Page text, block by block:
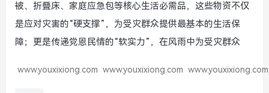
被、折叠床、家庭应急包等核心生活必需品，这些物资不仅
是应对灾害的“硬支撑”，为受灾群众提供最基本的生活保
障；更是传递党恩民情的“软实力”，在风雨中为受灾群众
www.youxixiong.com www.youxixiong.com www.youxixiong.com